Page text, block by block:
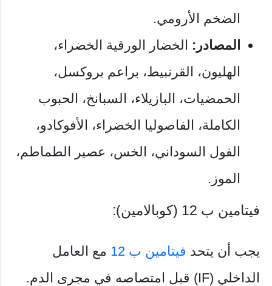
الضخم الأرومي.
المصادر: الخضار الورقية الخضراء،
الهليون، القرنبيط، براعم بروكسل،
الحمضيات، البازيلاء، السبانخ، الحبوب
الكاملة، الفاصوليا الخضراء، الأفوكادو،
الفول السوداني، الخس، عصير الطماطم،
الموز.
فيتامين ب 12 (كوبالامين):
يجب أن يتحد فيتامين ب 12
مع العامل
الداخلي (IF) قبل امتصاصه في مجرى الدم.